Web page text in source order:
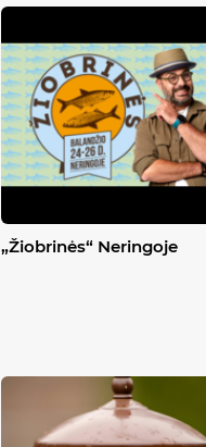
„Žiobrinės“ Neringoje